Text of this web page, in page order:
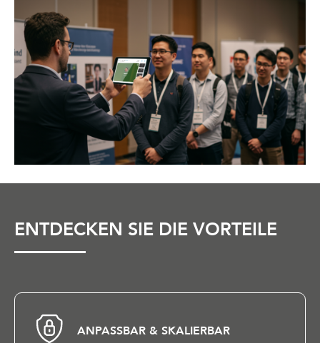
ENTDECKEN SIE DIE VORTEILE
ANPASSBAR & SKALIERBAR